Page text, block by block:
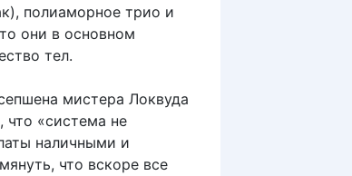
полиаморное трио и
они в основном
тел.
мистера Локвуда
«система не
наличными и
что вскоре все